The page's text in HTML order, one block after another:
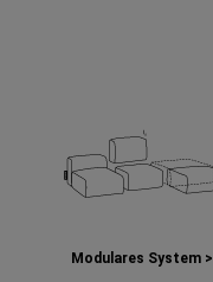
Modulares System >